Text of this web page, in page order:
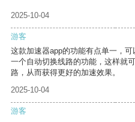
2025-10-04
游客
这款加速器app的功能有点单一，
一个自动切换线路的功能，这样就
路，从而获得更好的加速效果。
2025-10-04
游客